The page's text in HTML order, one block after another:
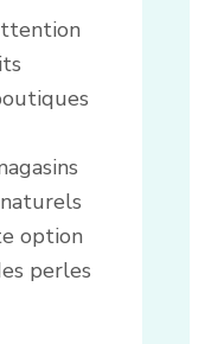
option
perles